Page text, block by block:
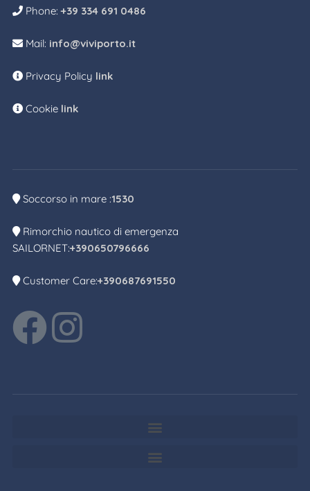
Phone:+39 334 691 0486
Mail: info@viviporto.it
Privacy Policy link
Cookie link
Soccorso in mare :1530
Rimorchio nautico di emergenza
SAILORNET:+390650796666
Customer Care:+390687691550